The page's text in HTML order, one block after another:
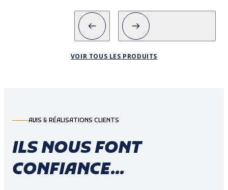
VOIR TOUS LES PRODUITS
AVIS & RÉALISATIONS CLIENTS
ILS NOUS FONT
CONFIANCE...